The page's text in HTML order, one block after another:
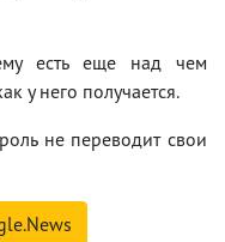
есть еще над чем
у него получается.
не переводит свои